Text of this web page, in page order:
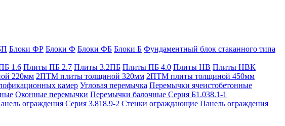
Блоки ФР Блоки Ф Блоки ФБ Блоки Б Фундаментный блок стаканного типа
1.6 Плиты ПБ 2.7 Плиты 3.2ПБ Плиты ПБ 4.0 Плиты НВ Плиты НВК
220мм 2ПТМ плиты толщиной 320мм 2ПТМ плиты толщиной 450мм
камер Угловая перемычка Перемычки ячеистобетонные
Оконные перемычки Перемычки балочные Серия Б1.038.1-1
ограждения Серия 3.818.9-2 Стенки ограждающие Панель ограждения